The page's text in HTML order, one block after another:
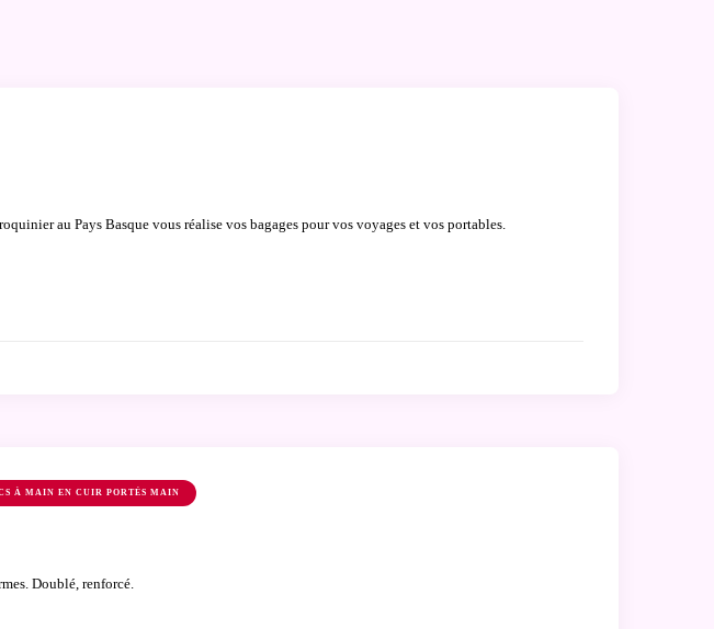
au Pays Basque vous réalise vos bagages pour vos voyages et vos portables.
À MAIN EN CUIR PORTÉS MAIN
Doublé, renforcé.